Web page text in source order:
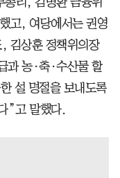
고, 여당에서는 권영
김상훈 정책위의장
과 농·축·수산물 할
설 명절을 보내도록
”고 말했다.